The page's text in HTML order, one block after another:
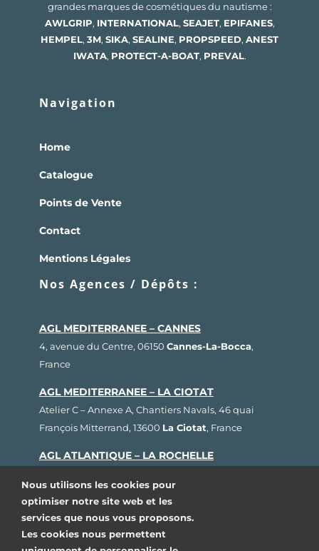
grandes marques de cosmétiques du nautisme :
AWLGRIP, INTERNATIONAL, SEAJET, EPIFANES,
HEMPEL, 3M, SIKA, SEALINE, PROPSPEED, ANEST
IWATA, PROTECT-A-BOAT, PREVAL.
Navigation
Home
Catalogue
Points de Vente
Contact
Mentions Légales
Nos Agences / Dépôts :
AGL MEDITERRANEE – CANNES
4, avenue du Centre, 06150 Cannes-La-Bocca,
France
AGL MEDITERRANEE – LA CIOTAT
Atelier C – Annexe A, Chantiers Navals, 46 quai
François Mitterrand, 13600 La Ciotat, France
AGL ATLANTIQUE – LA ROCHELLE
Rochelle, France
AGL BRETAGNE – LORIENT
1, rue Cdt L’Herminier, Bloc K2, 56100
Nous utilisons les cookies pour
optimiser notre site web et les
services que nous vous proposons.
Les cookies nous permettent